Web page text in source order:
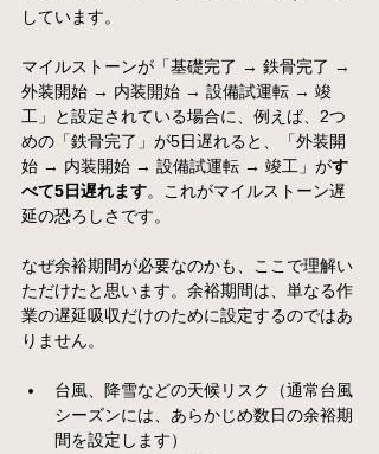
しています。
マイルストーンが「基礎完了 → 鉄骨完了 →
外装開始 → 内装開始 → 設備試運転 → 竣
工」と設定されている場合に、例えば、2つ
めの「鉄骨完了」が5日遅れると、「外装開
始 → 内装開始 → 設備試運転 → 竣工」がす
べて5日遅れます。これがマイルストーン遅
延の恐ろしさです。
なぜ余裕期間が必要なのかも、ここで理解い
ただけたと思います。余裕期間は、単なる作
業の遅延吸収だけのために設定するのではあ
りません。
台風、降雪などの天候リスク（通常台風
シーズンには、あらかじめ数日の余裕期
間を設定します）